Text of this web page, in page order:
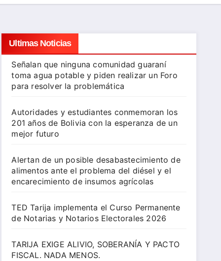
Ultimas Noticias
Señalan que ninguna comunidad guaraní
toma agua potable y piden realizar un Foro
para resolver la problemática
Autoridades y estudiantes conmemoran los
201 años de Bolivia con la esperanza de un
mejor futuro
Alertan de un posible desabastecimiento de
alimentos ante el problema del diésel y el
encarecimiento de insumos agrícolas
TED Tarija implementa el Curso Permanente
de Notarias y Notarios Electorales 2026
TARIJA EXIGE ALIVIO, SOBERANÍA Y PACTO
FISCAL. NADA MENOS.